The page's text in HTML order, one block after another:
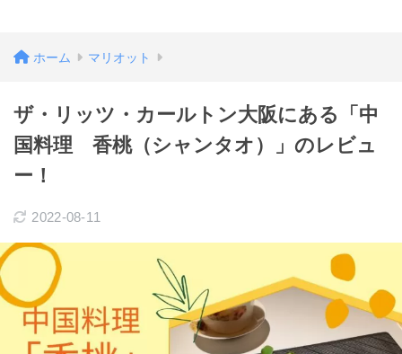
ホーム マリオット
ザ・リッツ・カールトン大阪にある「中
国料理 香桃（シャンタオ）」のレビュ
ー！
2022-08-11